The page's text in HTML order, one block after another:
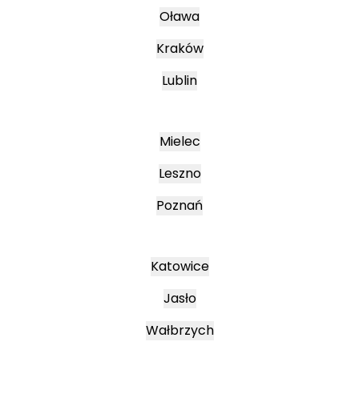
Oława
Kraków
Lublin
Mielec
Leszno
Poznań
Katowice
Jasło
Wałbrzych